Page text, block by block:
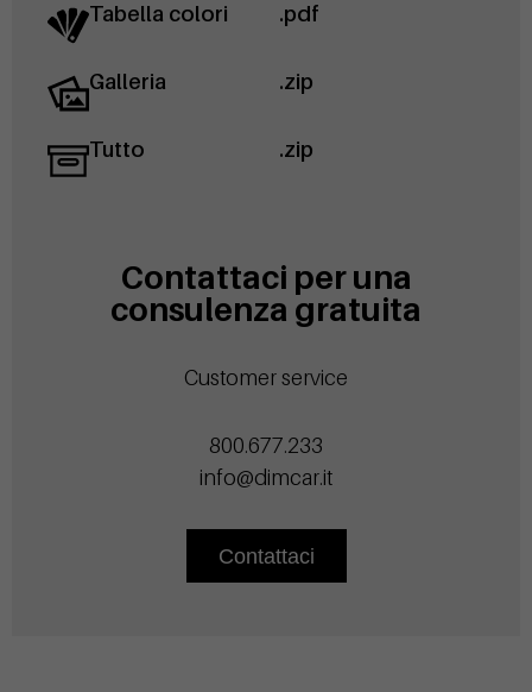
Tabella colori .pdf
Galleria .zip
Tutto .zip
Contattaci per una
consulenza gratuita
Customer service
800.677.233
info@dimcar.it
Contattaci